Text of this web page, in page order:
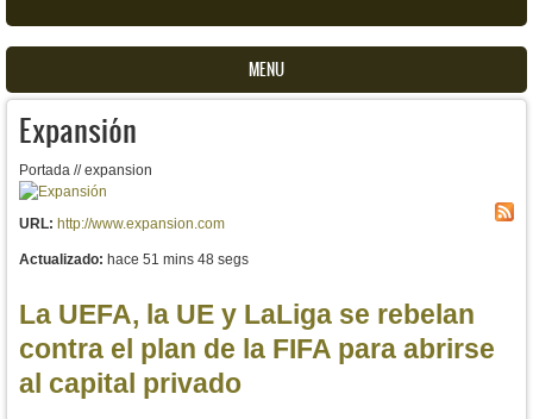
MENU
Expansión
Portada // expansion
URL: http://www.expansion.com
Actualizado: hace 51 mins 48 segs
La UEFA, la UE y LaLiga se rebelan
contra el plan de la FIFA para abrirse
al capital privado